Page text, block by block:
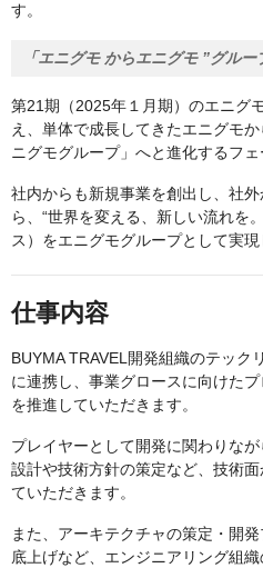
す。
「エニグモ からエニグモ ”グルー
第21期（2025年１月期）のエニグ
え、単体で成長してきたエニグモ
ニグモグループ」へと進化するフェ
社内からも新規事業を創出し、社
ら、“世界を変える、新しい流れを
ス）をエニグモグループとして実現
仕事内容
BUYMA TRAVEL開発組織のテック
に連携し、事業グロースに向けた
を推進していただきます。
プレイヤーとして開発に関わりな
設計や技術方針の策定など、技術
ていただきます。
また、アーキテクチャの策定・開
底上げなど、エンジニアリング組